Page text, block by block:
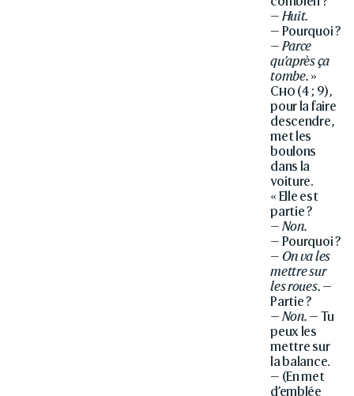
— Huit.
— Pourquoi ?
— Parce
qu’après ça
tombe. »
Cho (4 ; 9),
pour la faire
descendre,
met les
boulons
dans la
voiture.
« Elle est
partie ?
— Non.
— Pourquoi ?
— On va les
mettre sur
les roues. —
Partie ?
— Non. — Tu
peux les
mettre sur
la balance.
— (En met
d’emblée